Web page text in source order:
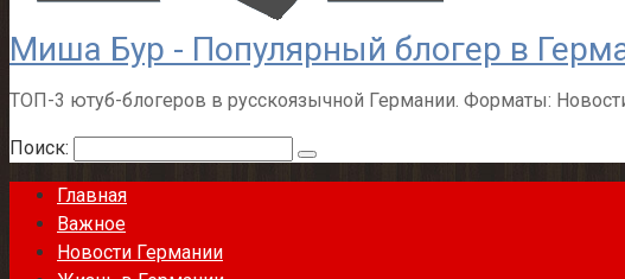
Миша Бур - Популярный блогер в
ТОП-3 ютуб-блогеров в русскоязычной Германии. Форматы:
Поиск:
Главная
Важное
Новости Германии